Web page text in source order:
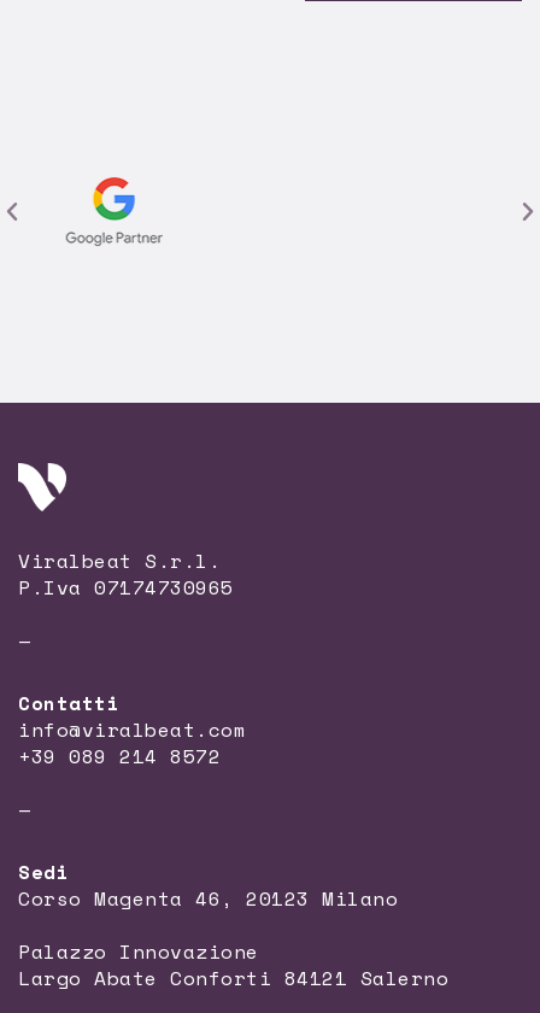
Viralbeat S.r.l.
P.Iva 07174730965
—
Contatti
info@viralbeat.com
+39 089 214 8572
—
Sedi
Corso Magenta 46, 20123 Milano
Palazzo Innovazione
Largo Abate Conforti 84121 Salerno